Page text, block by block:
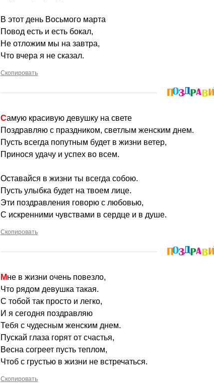
В этот день Восьмого марта
Повод есть и есть бокал,
Не отложим мы на завтра,
Что вчера я не сказал.
Скопировать
Самую красивую девушку на свете
Поздравляю с праздником, светлым женским днем.
Пусть всегда попутным будет в жизни ветер,
Принося удачу и успех во всем.
Оставайся в жизни ты всегда собою.
Пусть улыбка будет на твоем лице.
Эти поздравления говорю с любовью,
С искренними чувствами в сердце и в душе.
Скопировать
Мне в жизни очень повезло,
Что рядом девушка такая.
С тобой так просто и легко,
И я сегодня поздравляю
Тебя с чудесным женским днем.
Пускай глаза горят от счастья,
Весна согреет пусть теплом,
Чтоб с грустью в жизни не встречаться.
Скопировать